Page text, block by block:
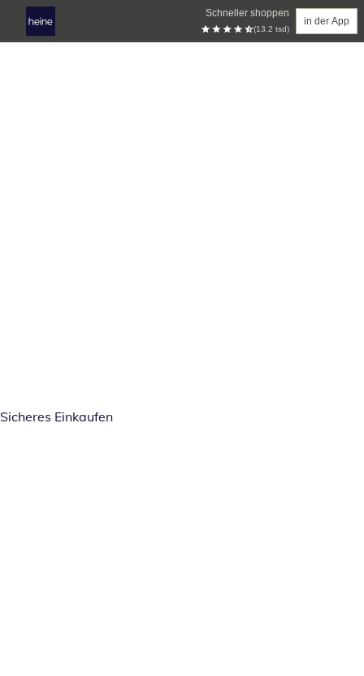
Schneller shoppen
(13.2 tsd)
in der App
Sicheres Einkaufen